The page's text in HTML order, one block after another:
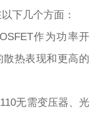
下几个方面：
作为功率开
热表现和更高的
无需变压器、光